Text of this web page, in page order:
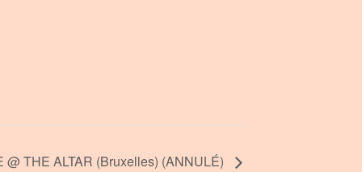
@ THE ALTAR (Bruxelles) (ANNULÉ)